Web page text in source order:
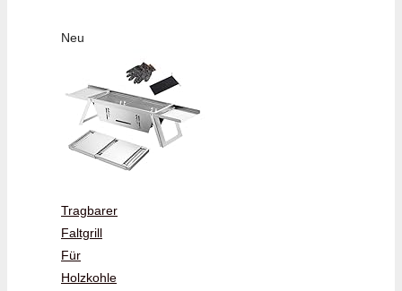
Neu
Tragbarer
Faltgrill
Für
Holzkohle